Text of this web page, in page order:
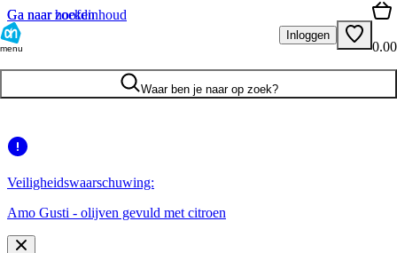
Ga naar hoofdinhoud
Ga naar zoeken
menu
Inloggen
0.00
Waar ben je naar op zoek?
Veiligheidswaarschuwing:
Amo Gusti - olijven gevuld met citroen